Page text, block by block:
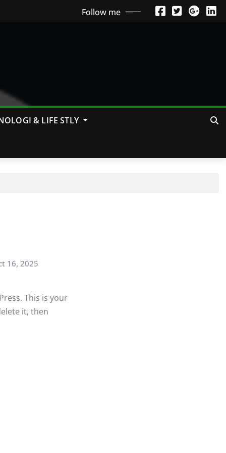
Follow me
& LIFE STLY
16, 2025
This is your
it, then